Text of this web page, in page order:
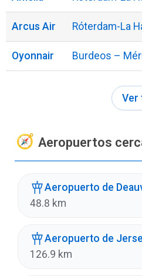
Arcus Air Róterdam-La
Oyonnair Burdeos –
Ver
Aeropuertos
Aeropuerto de
48.8 km
Aeropuerto de
126.9 km